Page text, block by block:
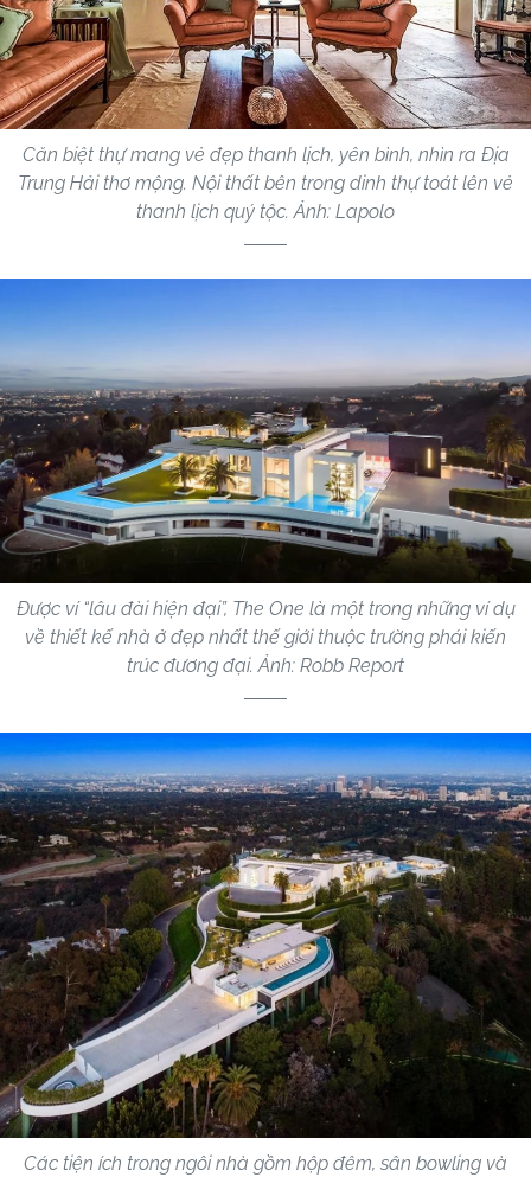
Căn biệt thự mang vẻ đẹp thanh lịch, yên bình, nhìn ra Địa
Trung Hải thơ mộng. Nội thất bên trong dinh thự toát lên vẻ
thanh lịch quý tộc. Ảnh: Lapolo
Được ví “lâu đài hiện đại”, The One là một trong những ví dụ
về thiết kế nhà ở đẹp nhất thế giới thuộc trường phái kiến
trúc đương đại. Ảnh: Robb Report
Các tiện ích trong ngôi nhà gồm hộp đêm, sân bowling và